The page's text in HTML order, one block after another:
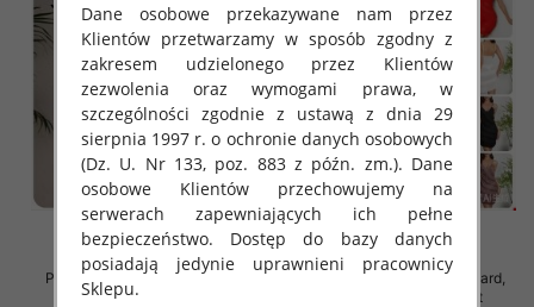
Piżama damska Roz Standard,
Mix kolor Paczka 12 szt
Piżama damska Roz Standard,
Mix kolor Paczka 12 szt
Dane osobowe przekazywane nam przez
Klientów przetwarzamy w sposób zgodny z
zakresem udzielonego przez Klientów
zezwolenia oraz wymogami prawa, w
szczególności zgodnie z ustawą z dnia 29
sierpnia 1997 r. o ochronie danych osobowych
(Dz. U. Nr 133, poz. 883 z późn. zm.). Dane
osobowe Klientów przechowujemy na
serwerach zapewniających ich pełne
bezpieczeństwo. Dostęp do bazy danych
posiadają jedynie uprawnieni pracownicy
Sklepu.